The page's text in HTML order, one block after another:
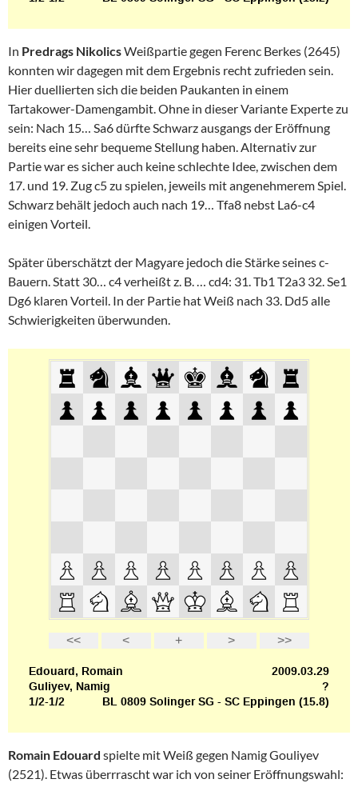
In Predrags NikolicsWeißpartie gegen Ferenc Berkes (2645)
konnten wir dagegen mit dem Ergebnis recht zufrieden sein.
Hier duellierten sich die beiden Paukanten in einem
Tartakower-Damengambit. Ohne in dieser Variante Experte zu
sein: Nach 15… Sa6 dürfte Schwarz ausgangs der Eröffnung
bereits eine sehr bequeme Stellung haben. Alternativ zur
Partie war es sicher auch keine schlechte Idee, zwischen dem
17. und 19. Zug c5 zu spielen, jeweils mit angenehmerem Spiel.
Schwarz behält jedoch auch nach 19… Tfa8 nebst La6-c4
einigen Vorteil.
Später überschätzt der Magyare jedoch die Stärke seines c-
Bauern. Statt 30… c4 verheißt z. B. … cd4: 31. Tb1 T2a3 32. Se1
Dg6 klaren Vorteil. In der Partie hat Weiß nach 33. Dd5 alle
Schwierigkeiten überwunden.
Romain Edouard spielte mit Weiß gegen Namig Gouliyev
(2521). Etwas überrrascht war ich von seiner Eröffnungswahl: